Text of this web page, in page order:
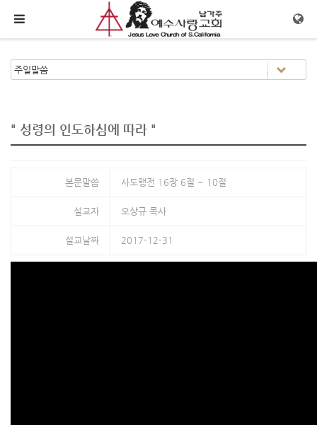
메뉴 건너뛰기
" 성령의 인도하심에 따라 "
본문말씀 사도행전 16장 6절 ~ 10절
설교자 오상규 목사
설교날짜 2017-12-31